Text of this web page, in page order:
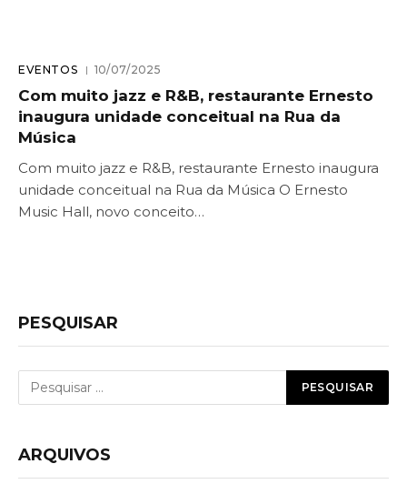
EVENTOS 10/07/2025
Com muito jazz e R&B, restaurante Ernesto
inaugura unidade conceitual na Rua da
Música
Com muito jazz e R&B, restaurante Ernesto inaugura
unidade conceitual na Rua da Música O Ernesto
Music Hall, novo conceito…
PESQUISAR
ARQUIVOS